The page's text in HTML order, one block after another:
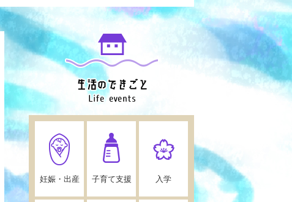
妊娠・出産 子育て支援 入学